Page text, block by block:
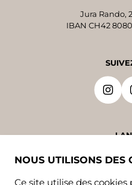
Jura Rando,
IBAN CH42
DE
NOUS UTILISONS DES
Ce site utilise des